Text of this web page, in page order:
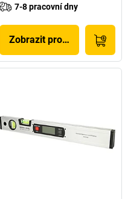
7-8 pracovní dny
Zobrazit produkt